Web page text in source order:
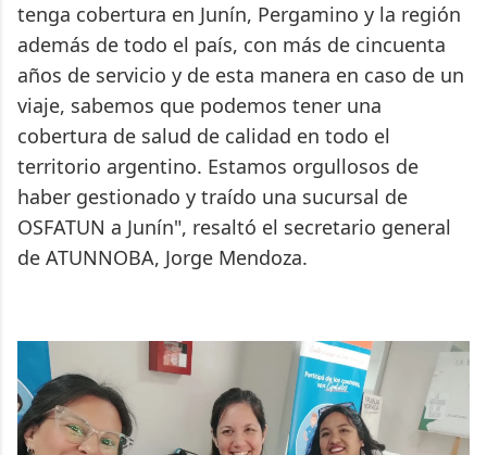
tenga cobertura en Junín, Pergamino y la región
además de todo el país, con más de cincuenta
años de servicio y de esta manera en caso de un
viaje, sabemos que podemos tener una
cobertura de salud de calidad en todo el
territorio argentino. Estamos orgullosos de
haber gestionado y traído una sucursal de
OSFATUN a Junín", resaltó el secretario general
de ATUNNOBA, Jorge Mendoza.